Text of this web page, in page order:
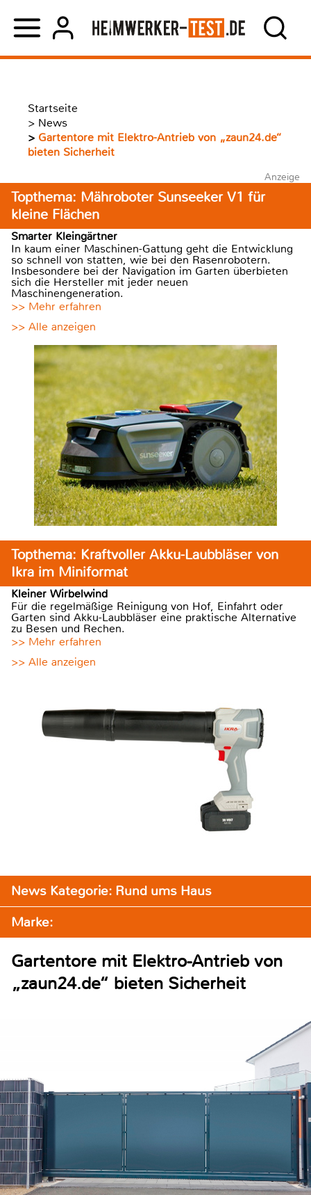
Startseite
> News
> Gartentore mit Elektro-Antrieb von „zaun24.de“
bieten Sicherheit
Anzeige
Topthema: Mähroboter Sunseeker V1 für
kleine Flächen
Smarter Kleingärtner
In kaum einer Maschinen-Gattung geht die Entwicklung
so schnell von statten, wie bei den Rasenrobotern.
Insbesondere bei der Navigation im Garten überbieten
sich die Hersteller mit jeder neuen
Maschinengeneration.
>> Mehr erfahren
>> Alle anzeigen
Topthema: Kraftvoller Akku-Laubbläser von
Ikra im Miniformat
Kleiner Wirbelwind
Für die regelmäßige Reinigung von Hof, Einfahrt oder
Garten sind Akku-Laubbläser eine praktische Alternative
zu Besen und Rechen.
>> Mehr erfahren
>> Alle anzeigen
News Kategorie: Rund ums Haus
Marke:
Gartentore mit Elektro-Antrieb von
„zaun24.de“ bieten Sicherheit